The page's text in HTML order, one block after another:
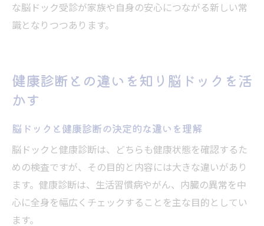
な脳ドック受診が家族や自身の安心につながる新しい常
識となりつつあります。
健康診断との違いを知り脳ドックを活
かす
脳ドックと健康診断の決定的な違いを理解
脳ドックと健康診断は、どちらも健康状態を確認するた
めの検査ですが、その目的と内容には大きな違いがあり
ます。健康診断は、生活習慣病やがん、内臓の異常を中
心に全身を幅広くチェックすることを主な目的としてい
ます。